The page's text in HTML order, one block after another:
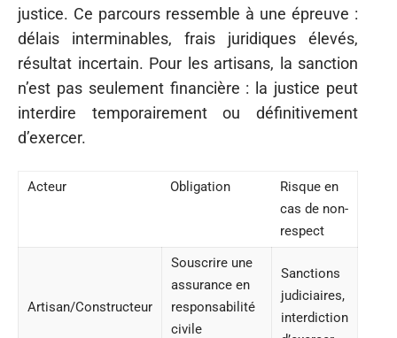
justice. Ce parcours ressemble à une épreuve :
délais interminables, frais juridiques élevés,
résultat incertain. Pour les artisans, la sanction
n’est pas seulement financière : la justice peut
interdire temporairement ou définitivement
d’exercer.
Acteur Obligation
Risque en
cas de non-
respect
Artisan/Constructeur
Souscrire une
assurance en
responsabilité
civile
Sanctions
judiciaires,
interdiction